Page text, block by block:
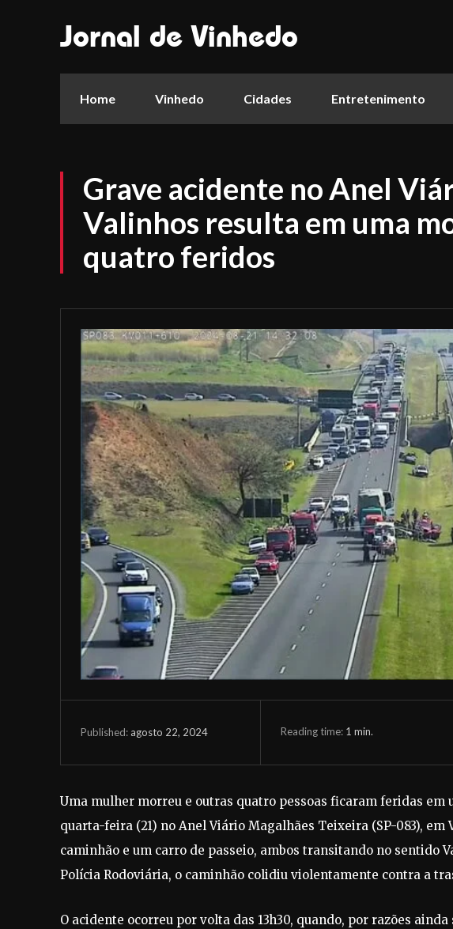
Jornal de Vinhedo
Home Vinhedo Cidades Entretenimento
Grave acidente no Anel
Valinhos resulta em uma
quatro feridos
Published: agosto 22, 2024 Reading time: 1 min.
Uma mulher morreu e outras quatro pessoas ficaram feridas
quarta-feira (21) no Anel Viário Magalhães Teixeira (SP-083), em
caminhão e um carro de passeio, ambos transitando no sentido
Polícia Rodoviária, o caminhão colidiu violentamente contra a
O acidente ocorreu por volta das 13h30, quando, por razões